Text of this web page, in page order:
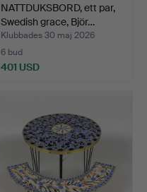
NATTDUKSBORD, ett par,
Swedish grace, Björ…
Klubbades 30 maj 2026
6 bud
401 USD